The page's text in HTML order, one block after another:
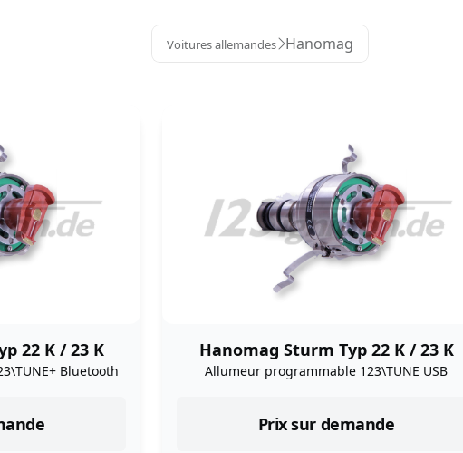
Voitures allemandes Hanomag
22 K / 23 K
Bluetooth
Hanomag Sturm Typ 22 K / 23 K
Allumeur programmable 123\TUNE USB
Prix sur demande